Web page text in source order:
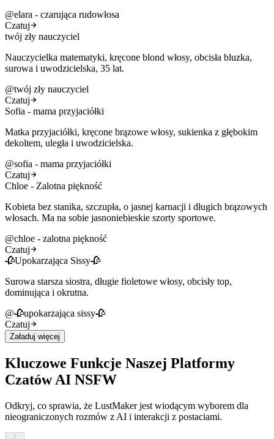
@elara - czarująca rudowłosa
Czatuj
twój zły nauczyciel
Nauczycielka matematyki, kręcone blond włosy, obcisła bluzka,
surowa i uwodzicielska, 35 lat.
@twój zły nauczyciel
Czatuj
Sofia - mama przyjaciółki
Matka przyjaciółki, kręcone brązowe włosy, sukienka z głębokim
dekoltem, uległa i uwodzicielska.
@sofia - mama przyjaciółki
Czatuj
Chloe - Zalotna piękność
Kobieta bez stanika, szczupła, o jasnej karnacji i długich brązowych
włosach. Ma na sobie jasnoniebieskie szorty sportowe.
@chloe - zalotna piękność
Czatuj
🥀Upokarzająca Sissy🥀
Surowa starsza siostra, długie fioletowe włosy, obcisły top,
dominująca i okrutna.
@🥀upokarzająca sissy🥀
Czatuj
Załaduj więcej
Kluczowe Funkcje Naszej Platformy
Czatów AI NSFW
Odkryj, co sprawia, że LustMaker jest wiodącym wyborem dla
nieograniczonych rozmów z AI i interakcji z postaciami.